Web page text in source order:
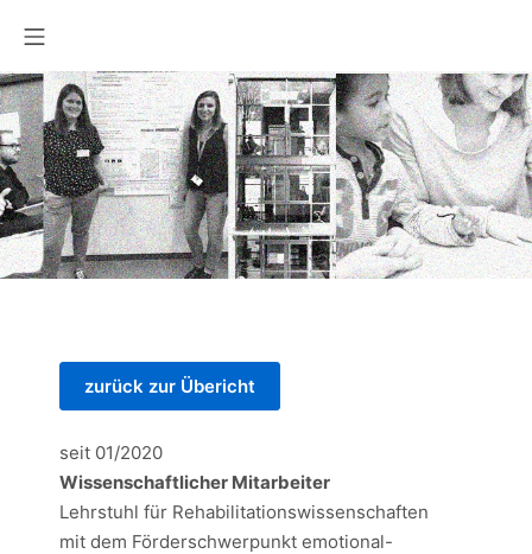
Inhalt
springen
Mobile Menü
zurück zur Übericht
seit 01/2020
Wissenschaftlicher Mitarbeiter
Lehrstuhl für Rehabilitationswissenschaften
mit dem Förderschwerpunkt emotional-